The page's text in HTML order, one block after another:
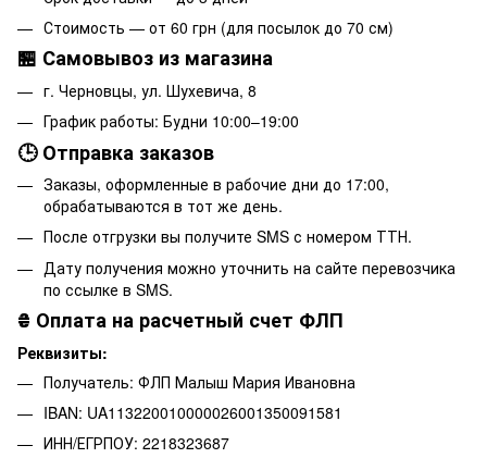
Стоимость — от 60 грн (для посылок до 70 см)
🏪 Самовывоз из магазина
г. Черновцы, ул. Шухевича, 8
График работы: Будни 10:00–19:00
🕒 Отправка заказов
Заказы, оформленные в рабочие дни до 17:00,
обрабатываются в тот же день.
После отгрузки вы получите SMS с номером ТТН.
Дату получения можно уточнить на сайте перевозчика
по ссылке в SMS.
₴ Оплата на расчетный счет ФЛП
Реквизиты:
Получатель: ФЛП Малыш Мария Ивановна
IBAN: UA113220010000026001350091581
ИНН/ЕГРПОУ: 2218323687